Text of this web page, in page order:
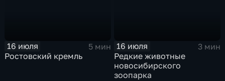
16 июля
5 мин
Ростовский кремль
16 июля
3 мин
Редкие животные
новосибирского
зоопарка